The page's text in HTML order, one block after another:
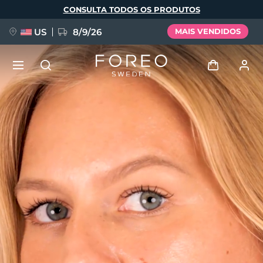
principal
CONSULTA TODOS OS PRODUTOS
US 8/9/26 MAIS VENDIDOS
Entrar
Perfil de usuário
Meus aparelhos
Meus pedidos
Meus endereços
As minhas subscrições
NOVIDADE
FAQ™ Pure Beauty-Tech Elixir
BREAKING NEWS
issa™ Teeth Whitening Set
Idioma
English Deutsch
Español
Français
Italiano
Português
Polski
Svenska
Русский
Türkçe
简体中文